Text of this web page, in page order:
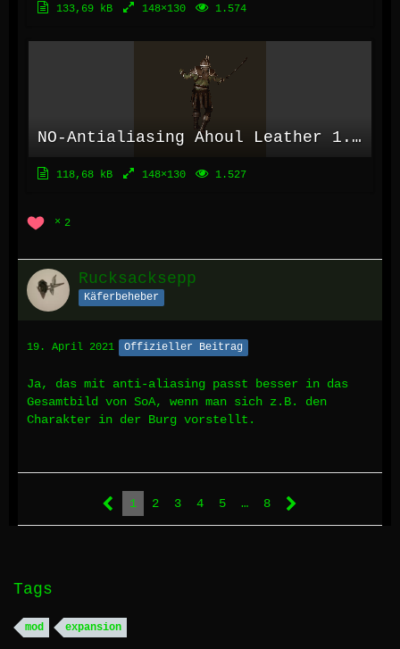
133,69 kB 148×130 1.574
NO-Antialiasing Ahoul Leather 1.gif
118,68 kB 148×130 1.527
2
Rucksacksepp
Käferbeheber
19. April 2021 Offizieller Beitrag
Ja, das mit anti-aliasing passt besser in das
Gesamtbild von SoA, wenn man sich z.B. den
Charakter in der Burg vorstellt.
1 2 3 4 5 … 8
Tags
mod expansion